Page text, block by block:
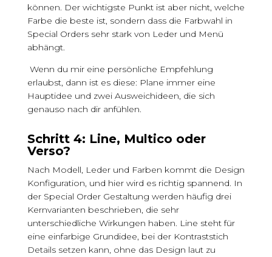
können. Der wichtigste Punkt ist aber nicht, welche
Farbe die beste ist, sondern dass die Farbwahl in
Special Orders sehr stark von Leder und Menü
abhängt.
Wenn du mir eine persönliche Empfehlung
erlaubst, dann ist es diese: Plane immer eine
Hauptidee und zwei Ausweichideen, die sich
genauso nach dir anfühlen.
Schritt 4: Line, Multico oder
Verso?
Nach Modell, Leder und Farben kommt die Design
Konfiguration, und hier wird es richtig spannend. In
der Special Order Gestaltung werden häufig drei
Kernvarianten beschrieben, die sehr
unterschiedliche Wirkungen haben. Line steht für
eine einfarbige Grundidee, bei der Kontraststich
Details setzen kann, ohne das Design laut zu